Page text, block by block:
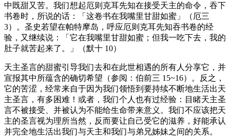
中既甜又苦。我们想起厄则克耳先知在接受天主的命令，吞下
书卷时，所说的话：「这卷书在我嘴里甘甜如蜜」（厄三
3）。圣史若望在帕特摩岛，呼应厄则克耳先知吞书卷的经
验，又继续说：「它在我嘴里甘甜如蜜；但我一吃下去，我的
肚子就苦起来了。」（默十 10）
天主圣言的甜蜜引导我们去和在此世相遇的所有人分享它，并
宣报其中所蕴含的确切希望（参阅：伯前三 15~16）。反之，
它的苦涩，经常来自于因为我们领悟到要持续不断地生活出天
主圣言，有多困难！或者，我们个人也有过经验：目睹天主圣
言不被接受、并被认为不能给生命带来意义。我们不应该把天
主的圣言视为理所当然，反而要让自己受它的滋养，好能承认
并完全地生活出我们与天主和我们与弟兄姊妹之间的关系。